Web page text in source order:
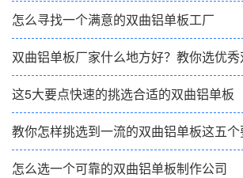
怎么寻找一个满意的双曲铝单板工厂
双曲铝单板厂家什么地方好？教你选优
这5大要点快速的挑选合适的双曲铝单板
教你怎样挑选到一流的双曲铝单板这五
怎么选一个可靠的双曲铝单板制作公司